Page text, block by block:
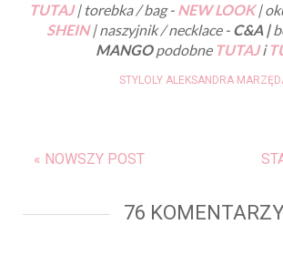
TUTAJ| torebka / bag - NEW LOOK|
SHEIN| naszyjnik / necklace - C&A |
MANGOpodobne TUTAJ i
STYLOLY ALEKSANDRA
« NOWSZY POST
76 KOMENTARZY